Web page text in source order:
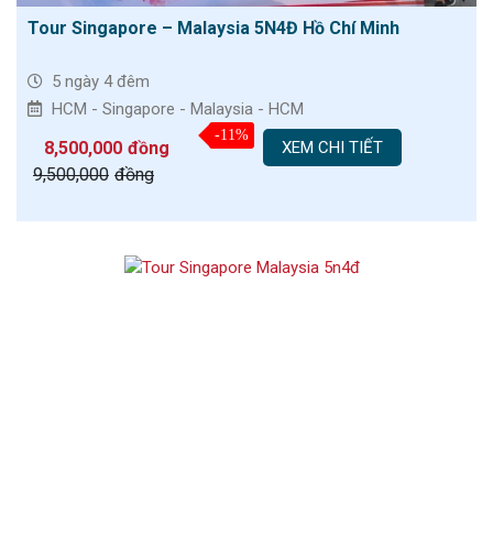
Tour Singapore – Malaysia 5N4Đ Hồ Chí Minh
5 ngày 4 đêm
HCM - Singapore - Malaysia - HCM
8,500,000 đồng
9,500,000 đồng
-11%
XEM CHI TIẾT